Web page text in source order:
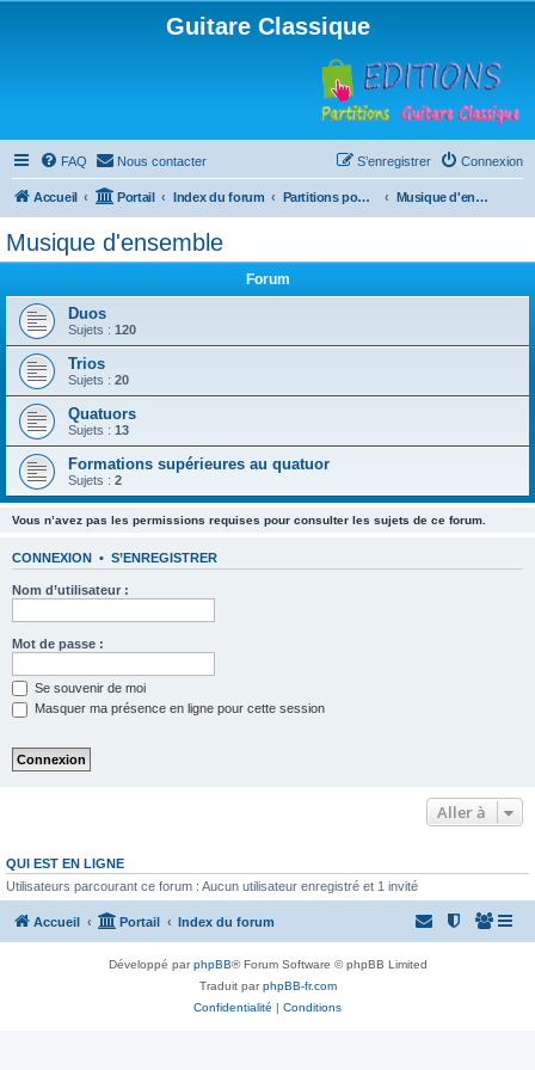
Guitare Classique
FAQ Nous contacter Connexion
S’enregistrer
Accueil Portail Index du forum Partitions pour guitare en libre téléchargement Musique d'ensemble
Musique d'ensemble
Forum
Duos
Sujets : 120
Trios
Sujets : 20
Quatuors
Sujets : 13
Formations supérieures au quatuor
Sujets : 2
Vous n’avez pas les permissions requises pour consulter les sujets de ce forum.
CONNEXION • S’ENREGISTRER
Nom d’utilisateur :
Mot de passe :
Se souvenir de moi
Masquer ma présence en ligne pour cette session
Aller à
QUI EST EN LIGNE
Utilisateurs parcourant ce forum : Aucun utilisateur enregistré et 1 invité
Accueil Portail Index du forum
Développé parphpBB® Forum Software © phpBB Limited
Traduit parphpBB-fr.com
Confidentialité | Conditions